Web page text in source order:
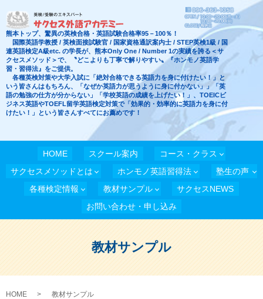
熊本トップ、驚異の英検合格・英語試験合格率95－100％！
国際英語学教授 / 英検面接試験官 / 国家資格通訳案内士 / STEP英検1級 / 国
連英語検定A級etc. の学長が、熊本Only One / Number 1の実績を誇る＜サ
クセスメソッド＞で、〝どこよりも丁寧で解りやすい〟『ホンモノ英語学
習・習得法』をご提供。
各種英検対策や大学入試に「絶対合格できる英語力を身に付けたい！」と
いう皆さんはもちろん、「なぜか英語力が思うように身に付かない」」「英
語の勉強の仕方が分からない」「学校英語の成績を上げたい！」、TOEICビ
ジネス英語やTOEFL留学英語検定対策で「効果的・効率的に英語力を身に付
けたい！」という皆さんすべてにお薦めです！
HOME スクール案内
コース・クラス
サクセスメソッドとは
ホンモノ英語習得法
塾生の声
各種検定情報
教材サンプル
サクセスNEWS
お問い合わせ・申し込み
教材サンプル
HOME 教材サンプル